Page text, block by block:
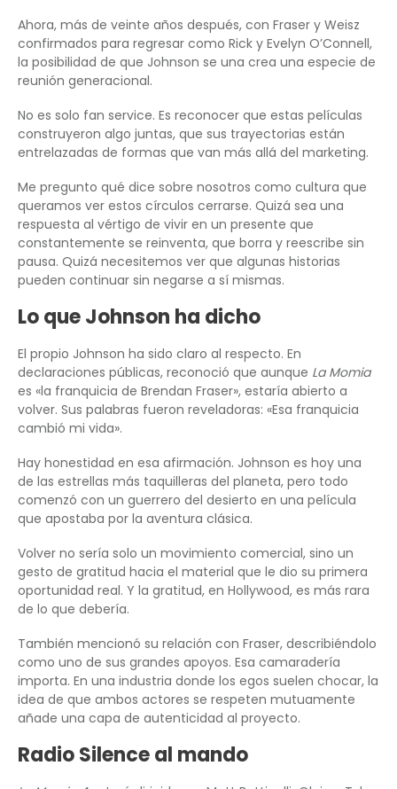
Ahora, más de veinte años después, con Fraser y Weisz
confirmados para regresar como Rick y Evelyn O’Connell,
la posibilidad de que Johnson se una crea una especie de
reunión generacional.
No es solo fan service. Es reconocer que estas películas
construyeron algo juntas, que sus trayectorias están
entrelazadas de formas que van más allá del marketing.
Me pregunto qué dice sobre nosotros como cultura que
queramos ver estos círculos cerrarse. Quizá sea una
respuesta al vértigo de vivir en un presente que
constantemente se reinventa, que borra y reescribe sin
pausa. Quizá necesitemos ver que algunas historias
pueden continuar sin negarse a sí mismas.
Lo que Johnson ha dicho
El propio Johnson ha sido claro al respecto. En
declaraciones públicas, reconoció que aunque La Momia
es «la franquicia de Brendan Fraser», estaría abierto a
volver. Sus palabras fueron reveladoras: «Esa franquicia
cambió mi vida».
Hay honestidad en esa afirmación. Johnson es hoy una
de las estrellas más taquilleras del planeta, pero todo
comenzó con un guerrero del desierto en una película
que apostaba por la aventura clásica.
Volver no sería solo un movimiento comercial, sino un
gesto de gratitud hacia el material que le dio su primera
oportunidad real. Y la gratitud, en Hollywood, es más rara
de lo que debería.
También mencionó su relación con Fraser, describiéndolo
como uno de sus grandes apoyos. Esa camaradería
importa. En una industria donde los egos suelen chocar, la
idea de que ambos actores se respeten mutuamente
añade una capa de autenticidad al proyecto.
Radio Silence al mando